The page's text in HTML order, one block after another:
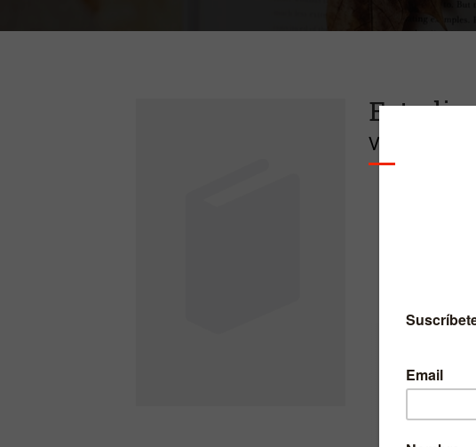
VV.AA.
Colección
Materia